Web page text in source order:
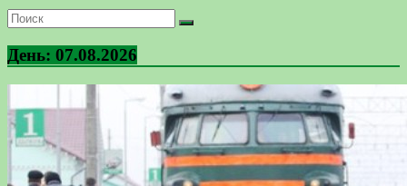
День: 07.08.2026